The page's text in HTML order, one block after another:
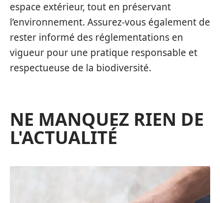
espace extérieur, tout en préservant
l’environnement. Assurez-vous également de
rester informé des réglementations en
vigueur pour une pratique responsable et
respectueuse de la biodiversité.
NE MANQUEZ RIEN DE
L'ACTUALITÉ